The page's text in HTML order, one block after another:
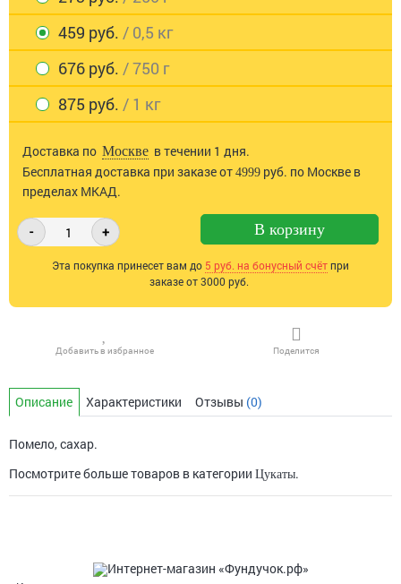
459 руб. / 0,5 кг
676 руб. / 750 г
875 руб. / 1 кг
Доставка по Москве в течении 1 дня.
Бесплатная доставка при заказе от 4999 руб. по Москве в
пределах МКАД.
- + В корзину
Эта покупка принесет вам до 5 руб. на бонусный счётпри
заказе от 3000 руб.
Добавить в избранное Поделится
Описание Характеристики Отзывы (0)
Помело, сахар.
Посмотрите больше товаров в категории Цукаты.